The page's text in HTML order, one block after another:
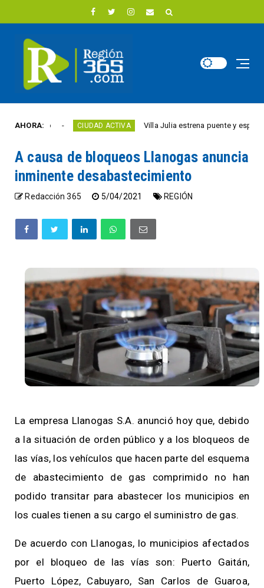
AHORA:
año CIUDAD ACTIVA Villa Julia estrena puente y espacios
A causa de bloqueos Llanogas anuncia
inminente desabastecimiento
Redacción 365 5/04/2021 REGIÓN
La empresa Llanogas S.A. anunció hoy que, debido
a la situación de orden público y a los bloqueos de
las vías, los vehículos que hacen parte del esquema
de abastecimiento de gas comprimido no han
podido transitar para abastecer los municipios en
los cuales tienen a su cargo el suministro de gas.
De acuerdo con Llanogas, lo municipios afectados
por el bloqueo de las vías son: Puerto Gaitán,
Puerto López, Cabuyaro, San Carlos de Guaroa,